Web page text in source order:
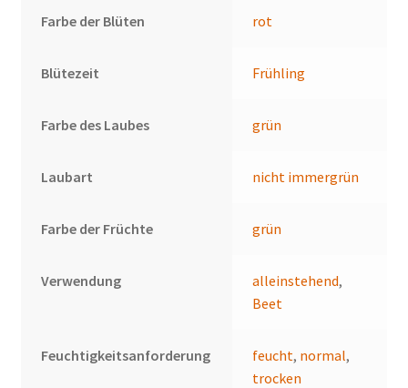
Farbe der Blüten rot
Blütezeit Frühling
Farbe des Laubes grün
Laubart nicht immergrün
Farbe der Früchte grün
Verwendung alleinstehend,
Beet
Feuchtigkeitsanforderung feucht, normal,
trocken